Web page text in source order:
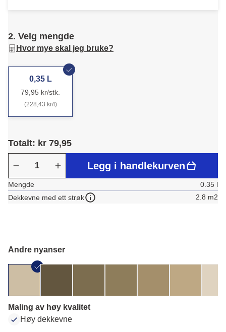
2. Velg mengde
Hvor mye skal jeg bruke?
0,35 L
79,95 kr/stk.
(228,43 kr/l)
Totalt: kr 79,95
Legg i handlekurven
Mengde
0.35 l
Dekkevne med ett strøk
2.8 m2
Andre nyanser
Maling av høy kvalitet
Høy dekkevne